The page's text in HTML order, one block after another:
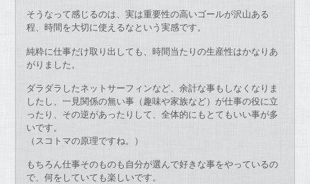
そうなって感じるのは、実は重要性の高いゴールが沢山ある
程、時間を大切に使えるなという実感です。
純粋に仕事だけ取り出しても、時間当たりの生産性はかなりあ
がりました。
ダラダラしたネットサーフィンなど、余計な事もしなくなりま
したし、一見関係の無い事（趣味や家族など）が仕事の役に立
ったり、その逆があったりして、全体的にもとてもいい事が多
いです。
（スコトマの原理ですね。）
もちろん仕事そのものも自分が選んで好きな事をやっているの
で、何をしていても楽しいです。